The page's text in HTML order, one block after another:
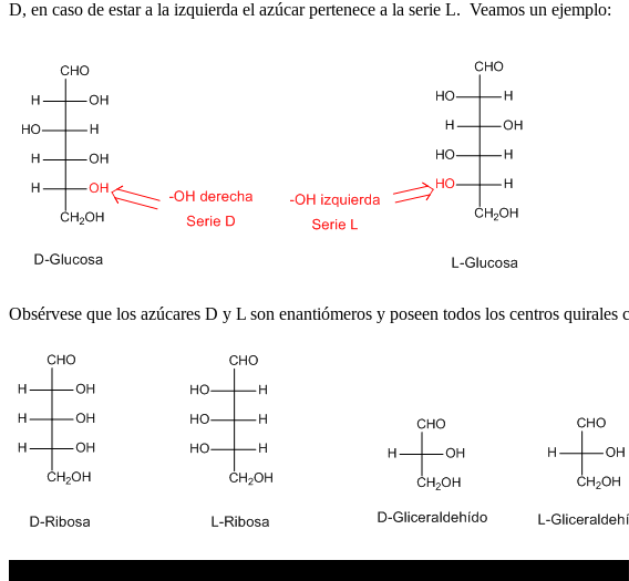
D, en caso de estar a la izquierda el azúcar pertenece a la serie L. Veamos un ejemplo:
Obsérvese que los azúcares D y L son enantiómeros y poseen todos los centros quirales